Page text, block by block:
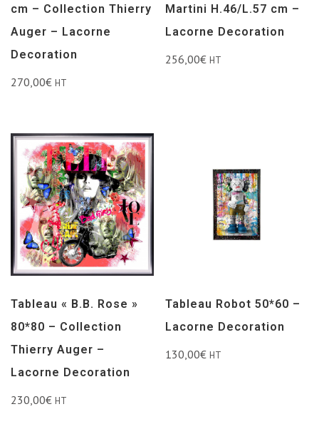
cm – Collection Thierry
Auger – Lacorne
Decoration
270,00€ HT
Martini H.46/L.57 cm –
Lacorne Decoration
256,00€ HT
Tableau « B.B. Rose »
80*80 – Collection
Thierry Auger –
Lacorne Decoration
230,00€ HT
Tableau Robot 50*60 –
Lacorne Decoration
130,00€ HT